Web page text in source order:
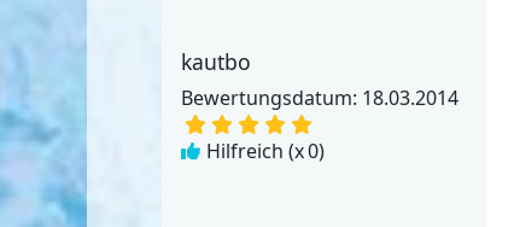
kautbo
Bewertungsdatum: 18.03.2014
Hilfreich (x0)